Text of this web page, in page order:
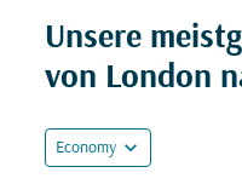
Unsere
von London
Economy expand_more